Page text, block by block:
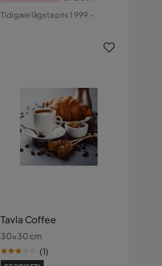
Pris
Original
Tidigare lägsta pris 1 999:-
Tavla Coffee
30x30 cm
(1)